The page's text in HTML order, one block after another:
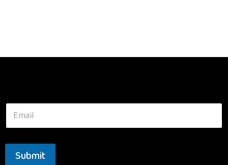
Submit